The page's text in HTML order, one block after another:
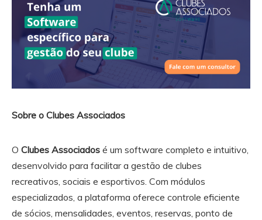
Sobre o Clubes Associados
O Clubes Associados é um software completo e intuitivo,
desenvolvido para facilitar a gestão de clubes
recreativos, sociais e esportivos. Com módulos
especializados, a plataforma oferece controle eficiente
de sócios, mensalidades, eventos, reservas, ponto de